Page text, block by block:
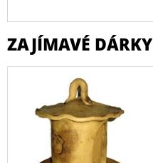
ZAJÍMAVÉ DÁRKY